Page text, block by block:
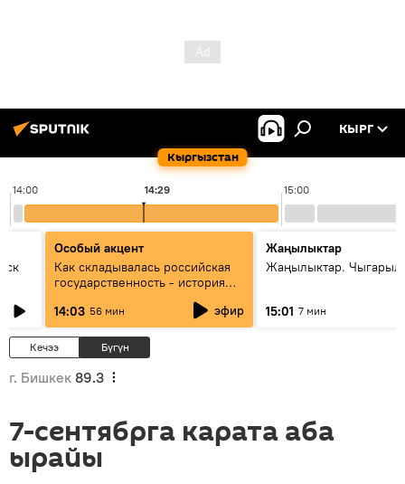
Кыргызстан
КЫРГ
14:00 15:00
14:29
Особый акцент
Как складывалась российская
государственность - история
России и геополитика Евразии
глазами аналитиков
14:03 56 мин эфир
Жаңылыктар
Жаңылыктар.
15:01 7 мин
Кечээ Бүгүн
г. Бишкек 89.3
7-сентябрга карата аба
ырайы